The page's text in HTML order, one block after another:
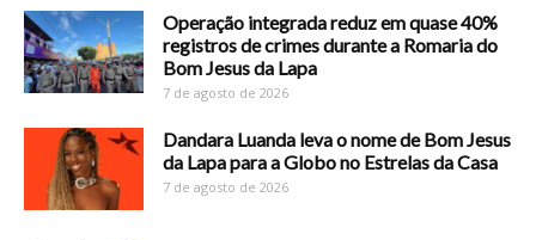
Operação integrada reduz em quase 40%
registros de crimes durante a Romaria do
Bom Jesus da Lapa
7 de agosto de 2026
Dandara Luanda leva o nome de Bom Jesus
da Lapa para a Globo no Estrelas da Casa
7 de agosto de 2026